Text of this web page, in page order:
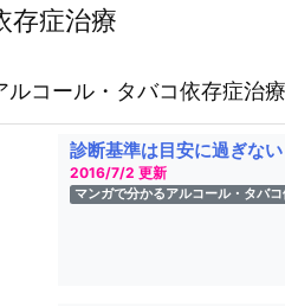
存症治療
ルコール・タバコ依存症治療
診断基準は目安に過ぎない
2016/7/2 更新
マンガで分かるアルコール・タバ